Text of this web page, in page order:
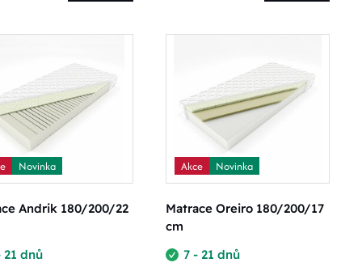
Novinka
Andrik 180/200/22
21 dnů
Akce Novinka
Matrace Oreiro 180/200/17
cm
7 - 21 dnů